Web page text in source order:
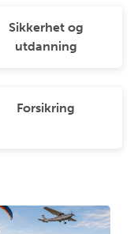
Sikkerhet og
utdanning
Forsikring